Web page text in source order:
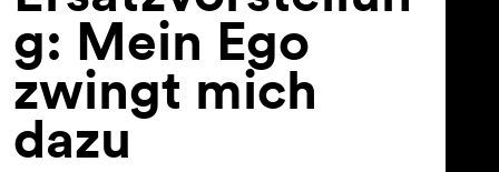
Barrierefreiheit
Über uns
g: Mein Ego
zwingt mich
dazu